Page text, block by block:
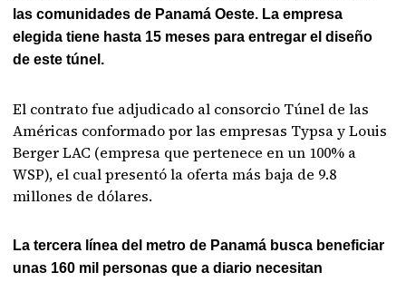
las comunidades de Panamá Oeste. La empresa
elegida tiene hasta 15 meses para entregar el diseño
de este túnel.
El contrato fue adjudicado al consorcio Túnel de las
Américas conformado por las empresas Typsa y Louis
Berger LAC (empresa que pertenece en un 100% a
WSP), el cual presentó la oferta más baja de 9.8
millones de dólares.
La tercera línea del metro de Panamá busca beneficiar
unas 160 mil personas que a diario necesitan